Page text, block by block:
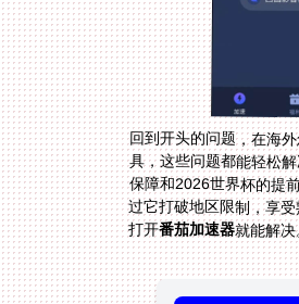
回到开头的问题，在海
具，这些问题都能轻松解
打开番茄加速器就能解决